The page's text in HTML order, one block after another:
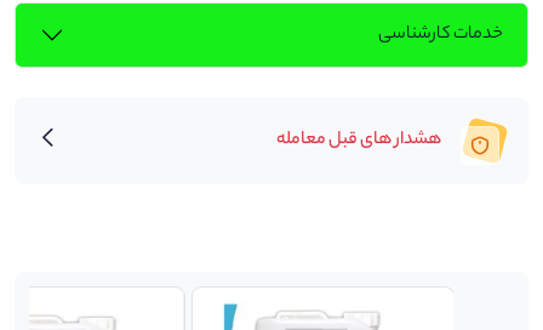
خدمات کارشناسی
هشدار های قبل معامله